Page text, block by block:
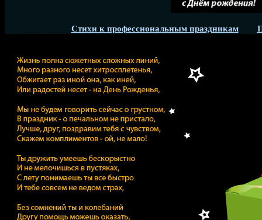
Стихи к профессиональным праздникам